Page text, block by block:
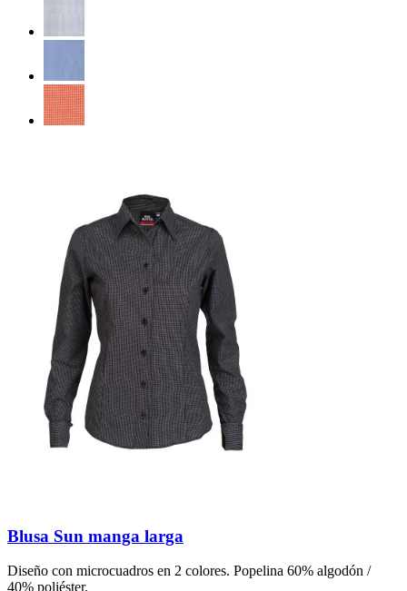
Blusa Sun manga larga
Diseño con microcuadros en 2 colores. Popelina 60% algodón /
40% poliéster.